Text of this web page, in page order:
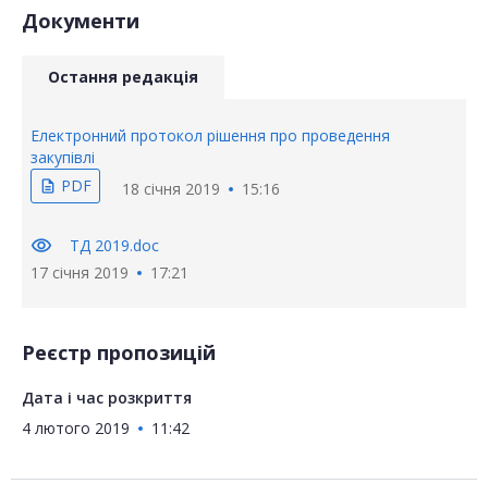
Документи
Остання редакція
Електронний протокол рішення про проведення
закупівлі
description PDF 18 січня 2019 15:16
visibility
ТД 2019.doc
17 січня 2019
17:21
Реєстр пропозицій
Дата і час розкриття
4 лютого 2019
11:42